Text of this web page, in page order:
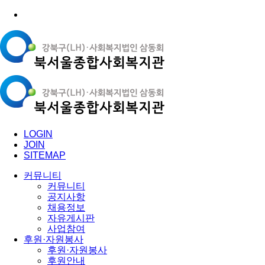
LOGIN
JOIN
SITEMAP
커뮤니티
커뮤니티
공지사항
채용정보
자유게시판
사업참여
후원·자원봉사
후원·자원봉사
후원안내